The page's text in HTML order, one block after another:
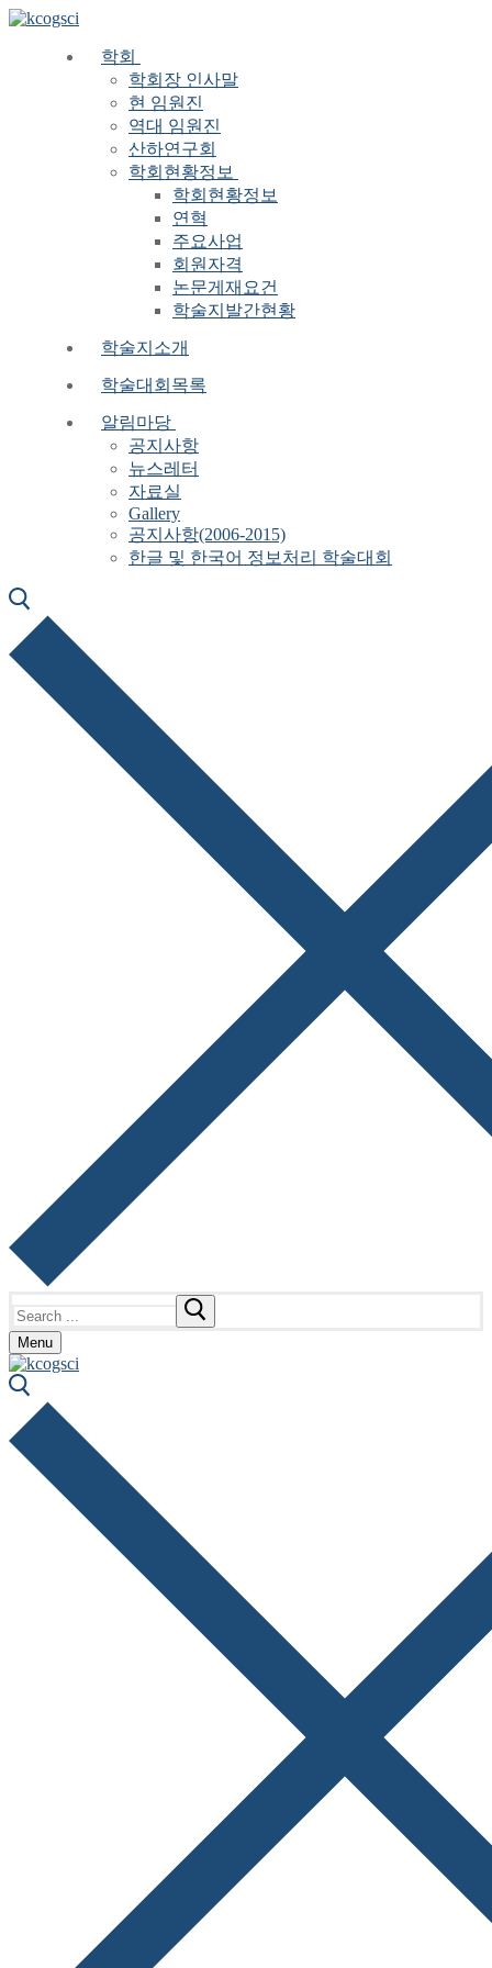
Skip
Menu
Close
학회
학회장 인사말
현 임원진
역대 임원진
산하연구회
학회현황정보
학회현황정보
연혁
주요사업
회원자격
논문게재요건
학술지발간현황
학술지소개
학술대회목록
알림마당
공지사항
뉴스레터
자료실
Gallery
공지사항(2006-2015)
한글 및 한국어 정보처리 학술대회
for:
Menu